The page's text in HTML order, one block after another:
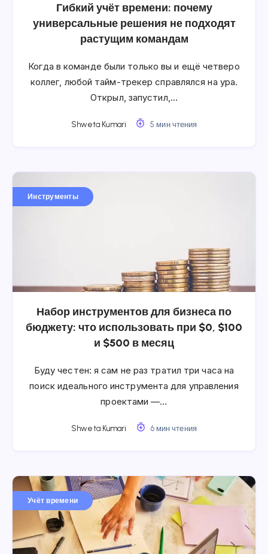
Гибкий учёт времени: почему
универсальные решения не подходят
растущим командам
Когда в команде были только вы и ещё четверо
коллег, любой тайм-трекер справлялся на ура.
Открыл, запустил,…
Shweta Kumari 5 мин чтения
Инструменты
Набор инструментов для бизнеса по
бюджету: что использовать при $0, $100
и $500 в месяц
Буду честен: я сам не раз тратил три часа на
поиск идеального инструмента для управления
проектами —…
Shweta Kumari 6 мин чтения
Учёт времени